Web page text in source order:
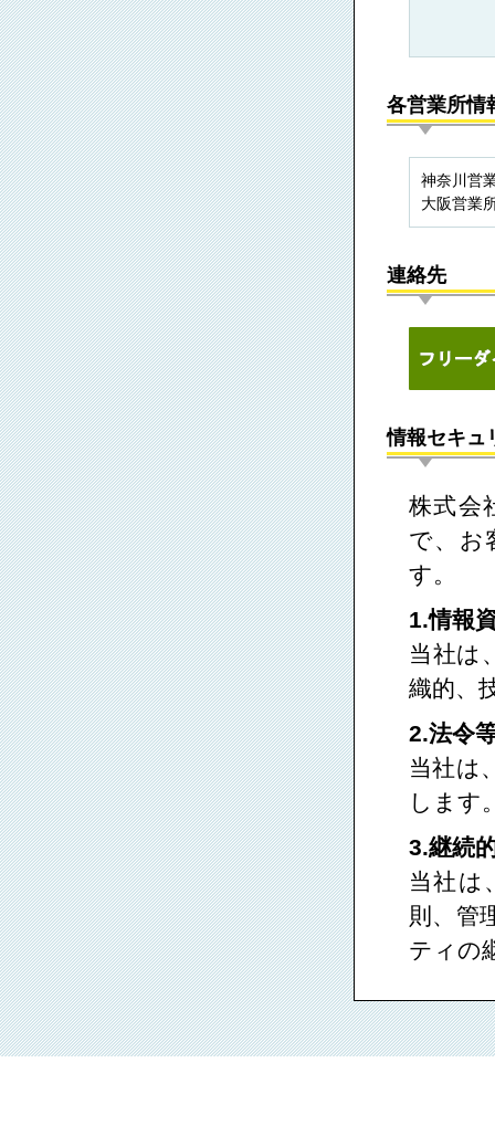
各営業所情
神奈川営
大阪営業
連絡先
情報セキュ
株式会
で、お
す。
1.情報
当社は
織的、
2.法令
当社は
します
3.継続
当社は
則、管
ティの